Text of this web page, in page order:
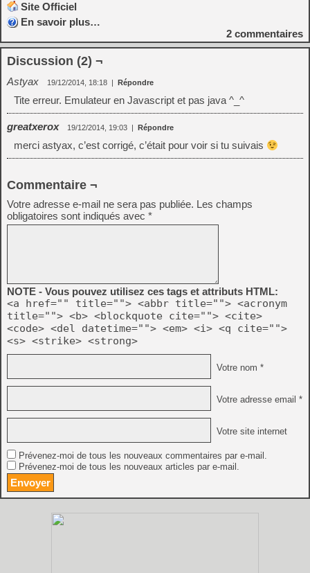
Site Officiel
En savoir plus…
2 commentaires
Discussion (2) ¬
Astyax 19/12/2014, 18:18 | Répondre
Tite erreur. Emulateur en Javascript et pas java ^_^
greatxerox 19/12/2014, 19:03 | Répondre
merci astyax, c’est corrigé, c’était pour voir si tu suivais
Commentaire ¬
Votre adresse e-mail ne sera pas publiée. Les champs
obligatoires sont indiqués avec *
NOTE - Vous pouvez utilisez ces tags et attributs HTML:
<a href="" title=""> <abbr title=""> <acronym
title=""> <b> <blockquote cite=""> <cite>
<code> <del datetime=""> <em> <i> <q cite="">
<s> <strike> <strong>
Votre nom *
Votre adresse email *
Votre site internet
Prévenez-moi de tous les nouveaux commentaires par e-mail.
Prévenez-moi de tous les nouveaux articles par e-mail.